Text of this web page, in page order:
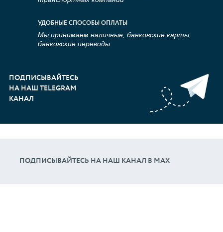
УДОБНЫЕ СПОСОБЫ ОПЛАТЫ
Мы принимаем наличные, банковские карты,
банковские переводы
ПОДПИСЫВАЙТЕСЬ
НА НАШ TELEGRAM
КАНАЛ
ПОДПИСЫВАЙТЕСЬ НА НАШ КАНАЛ В МАХ